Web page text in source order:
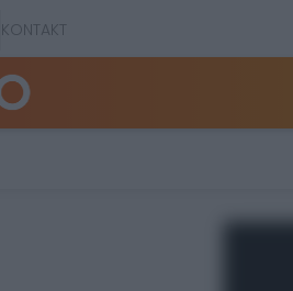
KONTAKT